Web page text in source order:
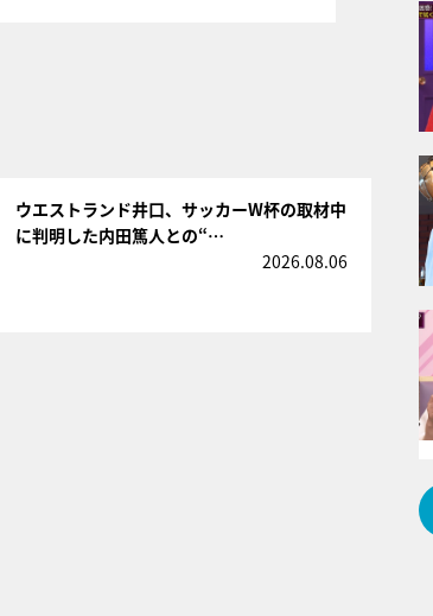
ウエストランド井口、サッカーW杯の取材中
に判明した内田篤人との“…
2026.08.06